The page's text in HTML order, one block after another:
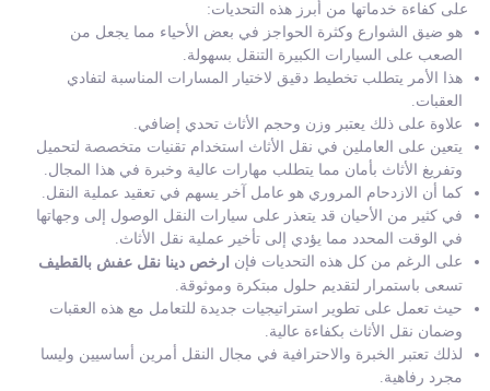
على كفاءة خدماتها من أبرز هذه التحديات:
هو ضيق الشوارع وكثرة الحواجز في بعض الأحياء مما يجعل من
الصعب على السيارات الكبيرة التنقل بسهولة.
هذا الأمر يتطلب تخطيط دقيق لاختيار المسارات المناسبة لتفادي
العقبات.
علاوة على ذلك يعتبر وزن وحجم الأثاث تحدي إضافي.
يتعين على العاملين في نقل الأثاث استخدام تقنيات متخصصة لتحميل
وتفريغ الأثاث بأمان مما يتطلب مهارات عالية وخبرة في هذا المجال.
كما أن الازدحام المروري هو عامل آخر يسهم في تعقيد عملية النقل.
في كثير من الأحيان قد يتعذر على سيارات النقل الوصول إلى وجهاتها
في الوقت المحدد مما يؤدي إلى تأخير عملية نقل الأثاث.
على الرغم من كل هذه التحديات فإن ارخص دينا نقل عفش بالقطيف
تسعى باستمرار لتقديم حلول مبتكرة وموثوقة.
حيث تعمل على تطوير استراتيجيات جديدة للتعامل مع هذه العقبات
وضمان نقل الأثاث بكفاءة عالية.
لذلك تعتبر الخبرة والاحترافية في مجال النقل أمرين أساسيين وليسا
مجرد رفاهية.